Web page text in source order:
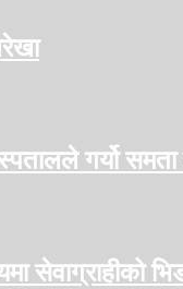
गर्यो
सेवाग्राहीको